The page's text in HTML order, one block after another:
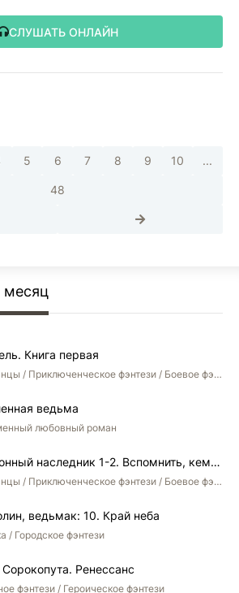
СЛУШАТЬ ОНЛАЙН
5 6 7 8 9 10 ...
48
месяц
Книга первая
Попаданцы / Приключенческое фэнтези / Боевое фэнтези
ведьма
любовный роман
Незаконный наследник 1-2. Вспомнить, кем был. Стать собой. Остаться собой
Попаданцы / Приключенческое фэнтези / Боевое фэнтези / Юмористическое фэнтези
ведьмак: 10. Край неба
/ Городское фэнтези
Ренессанс
фэнтези / Героическое фэнтези